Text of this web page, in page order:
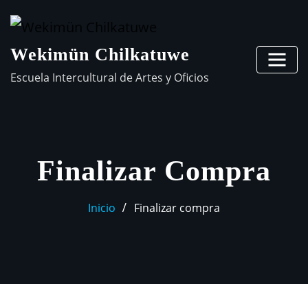
Wekimün Chilkatuwe
Escuela Intercultural de Artes y Oficios
Finalizar Compra
Inicio Finalizar compra